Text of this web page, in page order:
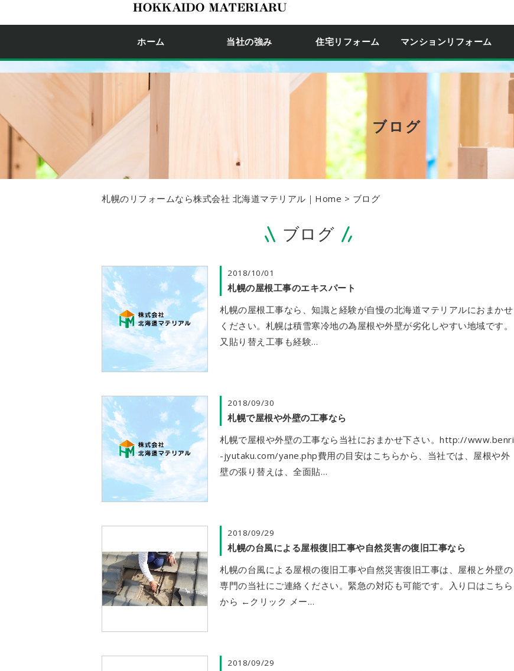
ホーム 当社の強み 住宅リフォーム マンションリフォーム
ブログ
札幌のリフォームなら株式会社 北海道マテリアル｜Home > ブログ
ブログ
2018/10/01
札幌の屋根工事のエキスパート
札幌の屋根工事なら、知識と経験が自慢の北海道マテリアルにおまかせ
ください。札幌は積雪寒冷地の為屋根や外壁が劣化しやすい地域です。
又貼り替え工事も経験…
2018/09/30
札幌で屋根や外壁の工事なら
札幌で屋根や外壁の工事なら当社におまかせ下さい。http://www.benri
-jyutaku.com/yane.php費用の目安はこちらから、当社では、屋根や外
壁の張り替えは、全面貼…
2018/09/29
札幌の台風による屋根復旧工事や自然災害の復旧工事なら
札幌の台風による屋根の復旧工事や自然災害復旧工事は、屋根と外壁の
専門の当社にご連絡ください。緊急の対応も可能です。入り口はこちら
から ←クリック メー…
2018/09/29